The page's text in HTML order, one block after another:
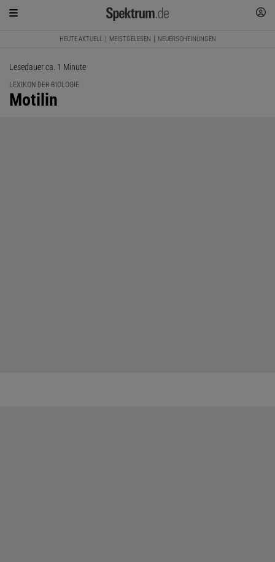
HEUTE AKTUELL MEISTGELESEN NEUERSCHEINUNGEN
Lesedauer ca. 1 Minute
LEXIKON DER BIOLOGIE
:
Motilin